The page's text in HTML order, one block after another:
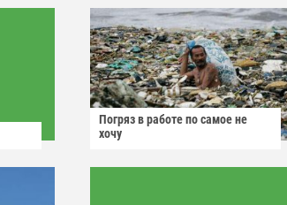
Погряз в работе по самое не
хочу